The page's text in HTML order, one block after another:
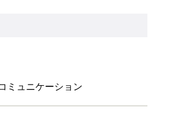
ミュニケーション